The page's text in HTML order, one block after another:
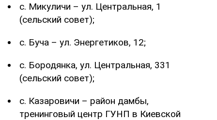
с. Микуличи – ул. Центральная, 1
(сельский совет);
с. Буча – ул. Энергетиков, 12;
с. Бородянка, ул. Центральная, 331
(сельский совет);
с. Казаровичи – район дамбы,
тренинговый центр ГУНП в Киевской